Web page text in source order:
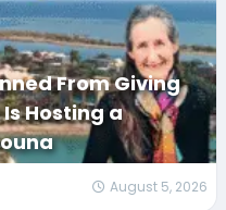
From Giving
Hosting a
August 5, 2026